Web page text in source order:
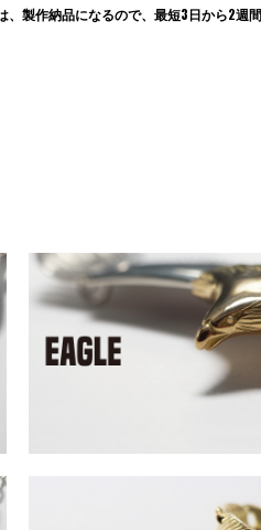
製作納品になるので、最短3日から2